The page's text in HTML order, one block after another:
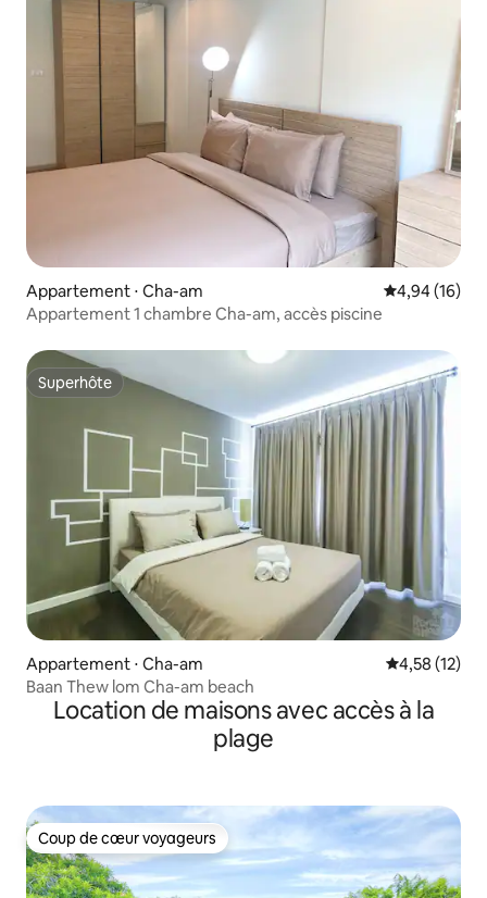
Appartement ⋅ Cha-am Évaluation
4,94 (16)
Appartement 1 chambre Cha-am, accès piscine
Superhôte
Superhôte
Appartement ⋅ Cha-am Évaluation
4,58 (12)
Baan Thew lom Cha-am beach
Location de maisons avec accès à la
plage
Coup de cœur voyageurs
Coup de cœur voyageurs